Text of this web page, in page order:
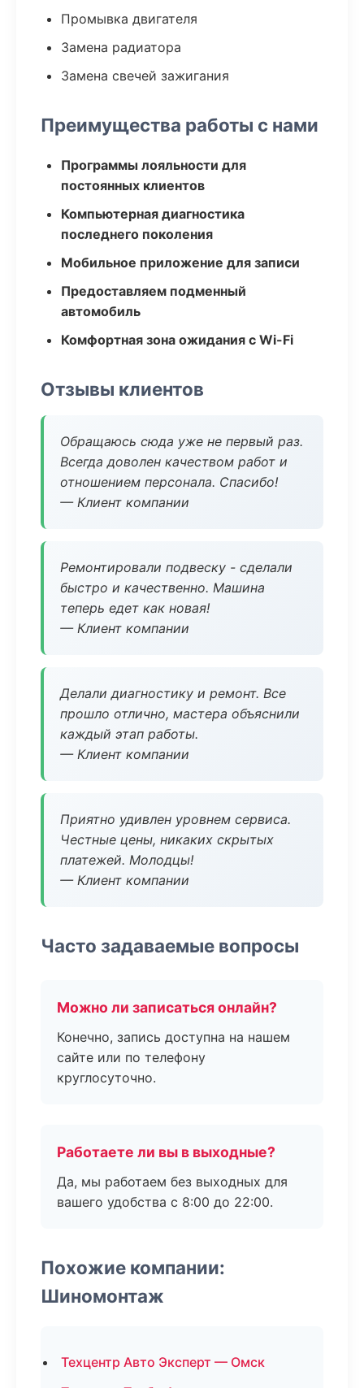
Промывка двигателя
Замена радиатора
Замена свечей зажигания
Преимущества работы с нами
Программы лояльности для
постоянных клиентов
Компьютерная диагностика
последнего поколения
Мобильное приложение для записи
Предоставляем подменный
автомобиль
Комфортная зона ожидания с Wi-Fi
Отзывы клиентов
Обращаюсь сюда уже не первый раз.
Всегда доволен качеством работ и
отношением персонала. Спасибо!
— Клиент компании
Ремонтировали подвеску - сделали
быстро и качественно. Машина
теперь едет как новая!
— Клиент компании
Делали диагностику и ремонт. Все
прошло отлично, мастера объяснили
каждый этап работы.
— Клиент компании
Приятно удивлен уровнем сервиса.
Честные цены, никаких скрытых
платежей. Молодцы!
— Клиент компании
Часто задаваемые вопросы
Можно ли записаться онлайн?
Конечно, запись доступна на нашем
сайте или по телефону
круглосуточно.
Работаете ли вы в выходные?
Да, мы работаем без выходных для
вашего удобства с 8:00 до 22:00.
Похожие компании:
Шиномонтаж
Техцентр Авто Эксперт — Омск